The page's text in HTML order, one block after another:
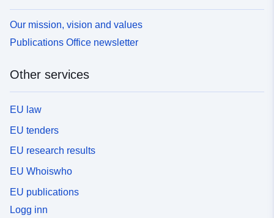
Our mission, vision and values
Publications Office newsletter
Other services
EU law
EU tenders
EU research results
EU Whoiswho
EU publications
Logg inn